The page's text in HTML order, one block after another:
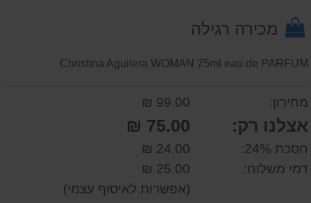
מכירה רגילה
Christina Aguilera WOMAN 75ml eau de PARFUM
מחירון: 99.00 ₪
אצלנו רק: 75.00 ₪
חסכת 24%:
24.00 ₪
דמי משלוח:
25.00 ₪
(אפשרות לאיסוף עצמי)